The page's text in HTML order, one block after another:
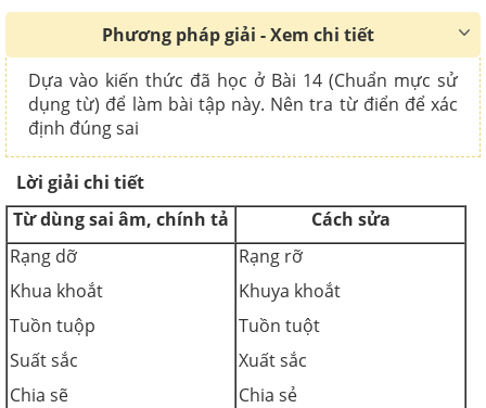
Phương pháp giải - Xem chi tiết
Dựa vào kiến thức đã học ở Bài 14 (Chuẩn mực sử
dụng từ) để làm bài tập này. Nên tra từ điển để xác
định đúng sai
Lời giải chi tiết
Từ dùng sai âm, chính tả
Cách sửa
Rạng dỡ
Khua khoắt
Tuồn tuộp
Suất sắc
Chia sẽ
Rạng rỡ
Khuya khoắt
Tuồn tuột
Xuất sắc
Chia sẻ